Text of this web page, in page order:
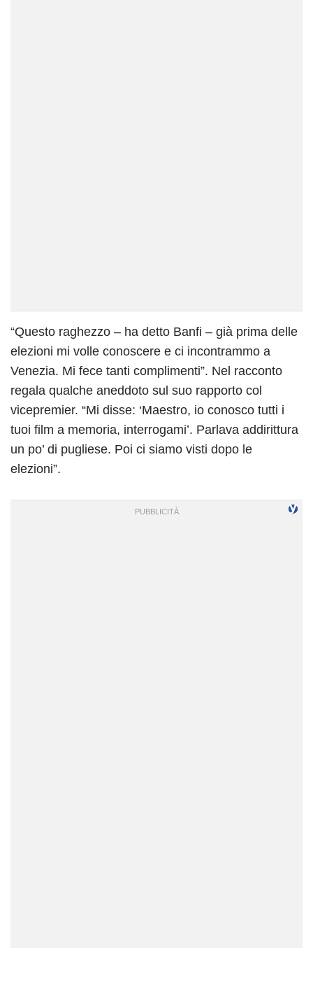
“Questo raghezzo – ha detto Banfi – già prima delle
elezioni mi volle conoscere e ci incontrammo a
Venezia. Mi fece tanti complimenti”. Nel racconto
regala qualche aneddoto sul suo rapporto col
vicepremier. “Mi disse: ‘Maestro, io conosco tutti i
tuoi film a memoria, interrogami’. Parlava addirittura
un po’ di pugliese. Poi ci siamo visti dopo le
elezioni”.